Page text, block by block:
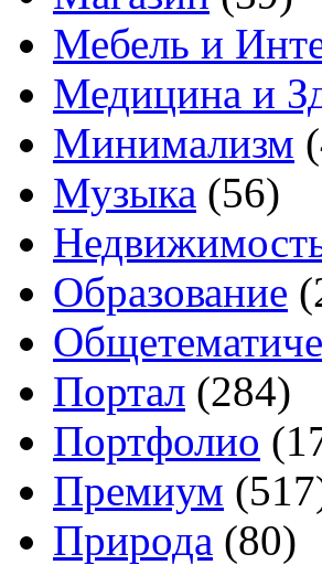
Мебель и
Медицина и
Минимализм
Музыка (56)
Образование
Портал (284)
Портфолио
Премиум
Природа (80)